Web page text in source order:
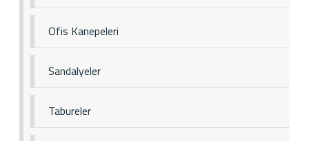
Ofis Kanepeleri
Sandalyeler
Tabureler